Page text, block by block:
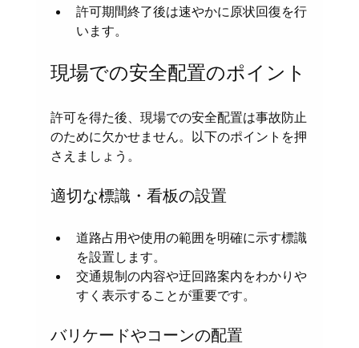
許可期間終了後は速やかに原状回復を行
います。
現場での安全配置のポイント
許可を得た後、現場での安全配置は事故防止
のために欠かせません。以下のポイントを押
さえましょう。
適切な標識・看板の設置
道路占用や使用の範囲を明確に示す標識
を設置します。
交通規制の内容や迂回路案内をわかりや
すく表示することが重要です。
バリケードやコーンの配置